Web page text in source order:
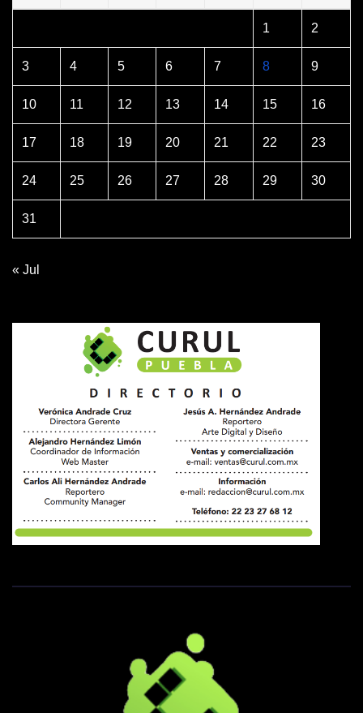
1 2
3 4 5 6 7 8 9
10 11 12 13 14 15 16
17 18 19 20 21 22 23
24 25 26 27 28 29 30
31
« Jul